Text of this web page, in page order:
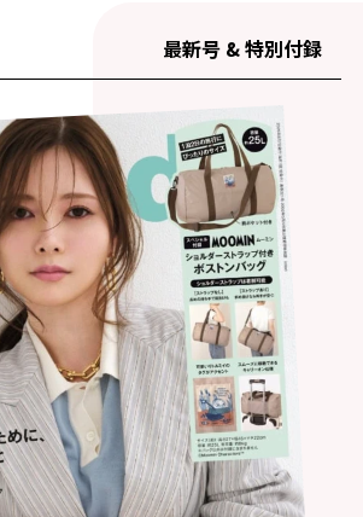
最新号 & 特別付録